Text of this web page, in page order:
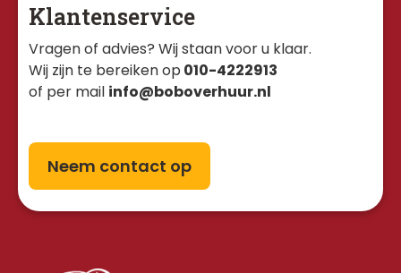
Klantenservice
Vragen of advies? Wij staan voor u klaar.
Wij zijn te bereiken op 010-4222913
of per mail info@boboverhuur.nl
Neem contact op